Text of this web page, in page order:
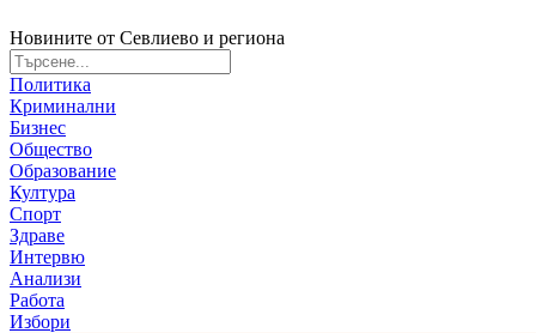
Новините от Севлиево и региона
Политика
Криминални
Бизнес
Общество
Образование
Култура
Спорт
Здраве
Интервю
Анализи
Работа
Избори